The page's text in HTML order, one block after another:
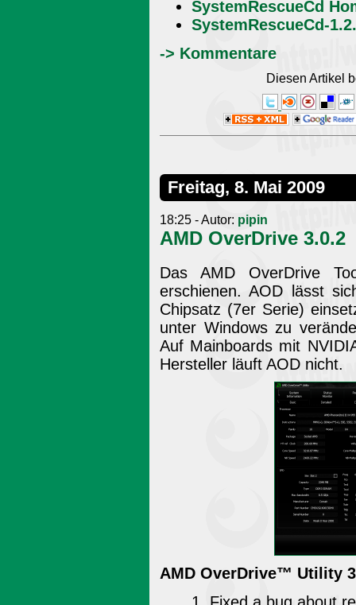
SystemRescueCd
SystemRescueCd-
-> Kommentare
Diesen Artikel
Freitag, 8. Mai 2009
18:25 - Autor: pipin
AMD OverDrive 3.0.2
Das AMD OverDrive
erschienen. AOD lässt
Chipsatz (7er Serie)
unter Windows zu
Auf Mainboards mit
Hersteller läuft AOD nicht.
AMD OverDrive™ Utility